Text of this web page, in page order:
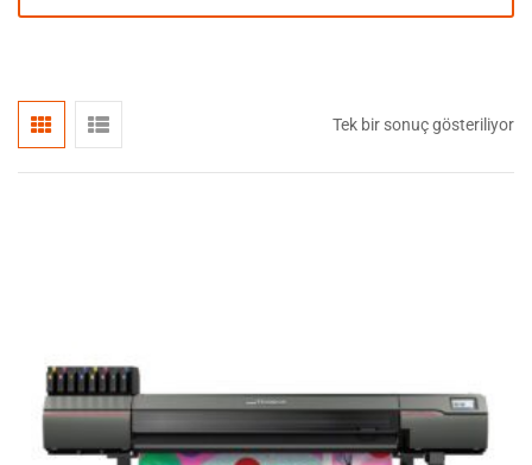
Tek bir sonuç gösteriliyor